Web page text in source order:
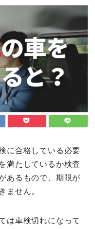
に合格している必要
満たしているか検査
あるもので、期限が
ません。
は車検切れになって